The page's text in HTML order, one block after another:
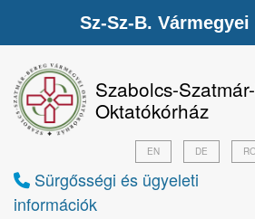
Szabolcs-
Oktatókórház
Sürgősségi és ügyeleti
információk
EN DE
Sz-Sz-B.